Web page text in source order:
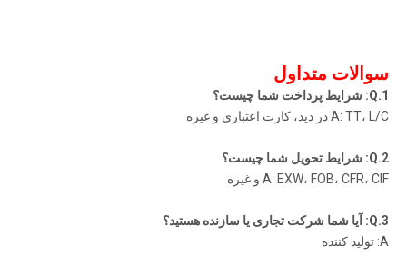
سوالات متداول
1.Q: شرایط پرداخت شما چیست؟
A: TT، L/C در دید، کارت اعتباری و غیره
2.Q: شرایط تحویل شما چیست؟
A: EXW، FOB، CFR، CIF و غیره
3.Q: آیا شما شرکت تجاری یا سازنده هستید؟
A: تولید کننده